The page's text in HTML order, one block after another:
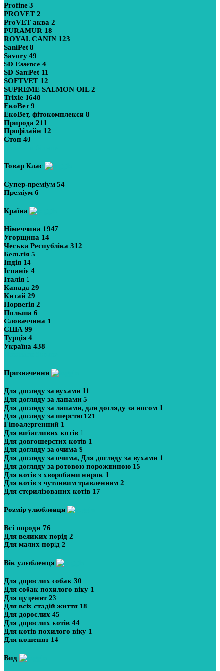
Profine 3
PROVET 2
ProVET аква 2
PURAMUR 18
ROYAL CANIN 123
SaniPet 8
Savory 49
SD Essence 4
SD SaniPet 11
SOFTVET 12
SUPREME SALMON OIL2
Trixie 1648
ЕкоВет9
ЕкоВет, фітокомплекси 8
Природа 211
Профілайн 12
Стоп 40
Товар Клас
Супер-преміум 54
Преміум 6
Країна
Німеччина 1947
Угорщина 14
Чеська Республіка 312
Бельгія 5
Індія 14
Іспанія 4
Італія 1
Канада 29
Китай 29
Норвегія 2
Польша 6
Словаччина 1
США 99
Турція 4
Україна 438
Призначення
Для догляду за вухами 11
Для догляду за лапами 5
Для догляду за лапами, для догляду за носом 1
Для догляду за шерстю 121
Гіпоалергенний 1
Для вибагливих котів 1
Для довгошерстих котів 1
Для догляду за очима 9
Для догляду за очима, Для догляду за вухами 1
Для догляду за ротовою порожниною 15
Для котів з хворобами нирок 1
Для котів з чутливим травленням 2
Для стерилізованих котів 17
Розмір улюбленця
Всі породи 76
Для великих порід 2
Для малих порід 2
Вік улюбленця
Для дорослих собак 30
Для собак похилого віку 1
Для цуценят23
Для всіх стадій життя 18
Для дорослих 45
Для дорослих котів 44
Для котів похилого віку 1
Для кошенят 14
Вид